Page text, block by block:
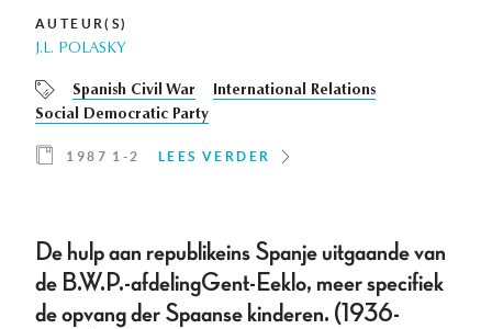
AUTEUR(S)
J.L. POLASKY
Spanish Civil War
International Relations
Social Democratic Party
1987 1-2 LEES VERDER
De hulp aan republikeins Spanje uitgaande van
de B.W.P.-afdelingGent-Eeklo, meer specifiek
de opvang der Spaanse kinderen. (1936-